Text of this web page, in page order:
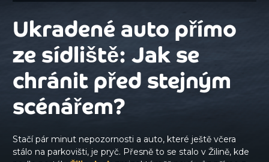
Ukradené auto přímo
ze sídliště: Jak se
chránit před stejným
scénářem?
Stačí pár minut nepozornosti a auto, které ještě včera
stálo na parkovišti, je pryč. Přesně to se stalo v Žilině, kde